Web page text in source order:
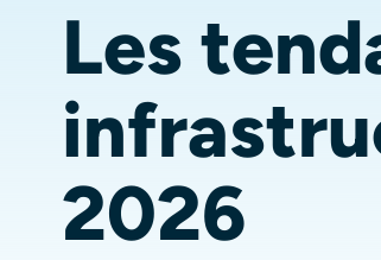
Les
2026